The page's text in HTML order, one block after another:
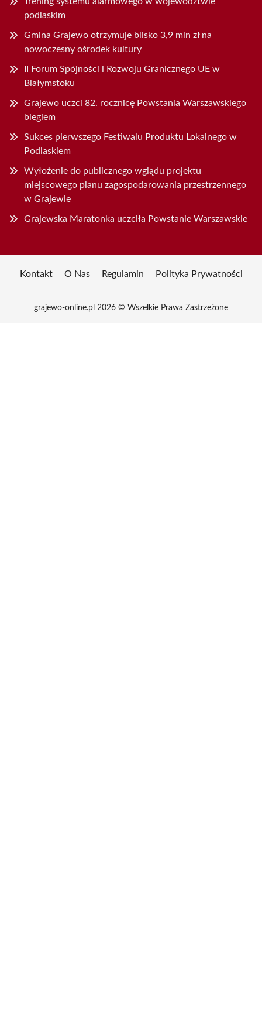
podlaskim
Gmina Grajewo otrzymuje blisko 3,9 mln zł na
nowoczesny ośrodek kultury
II Forum Spójności i Rozwoju Granicznego UE w
Białymstoku
Grajewo uczci 82. rocznicę Powstania Warszawskiego
biegiem
Sukces pierwszego Festiwalu Produktu Lokalnego w
Podlaskiem
Wyłożenie do publicznego wglądu projektu
miejscowego planu zagospodarowania przestrzennego
w Grajewie
Grajewska Maratonka uczciła Powstanie Warszawskie
Kontakt O Nas Regulamin Polityka Prywatności
grajewo-online.pl 2026 © Wszelkie Prawa Zastrzeżone